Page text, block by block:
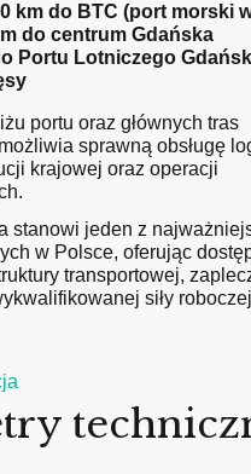
km do BTC (port morski
do centrum Gdańska
Portu Lotniczego
portu oraz głównych tras
sprawną obsługę
krajowej oraz operacji
stanowi jeden z
w Polsce, oferując
transportowej,
siły